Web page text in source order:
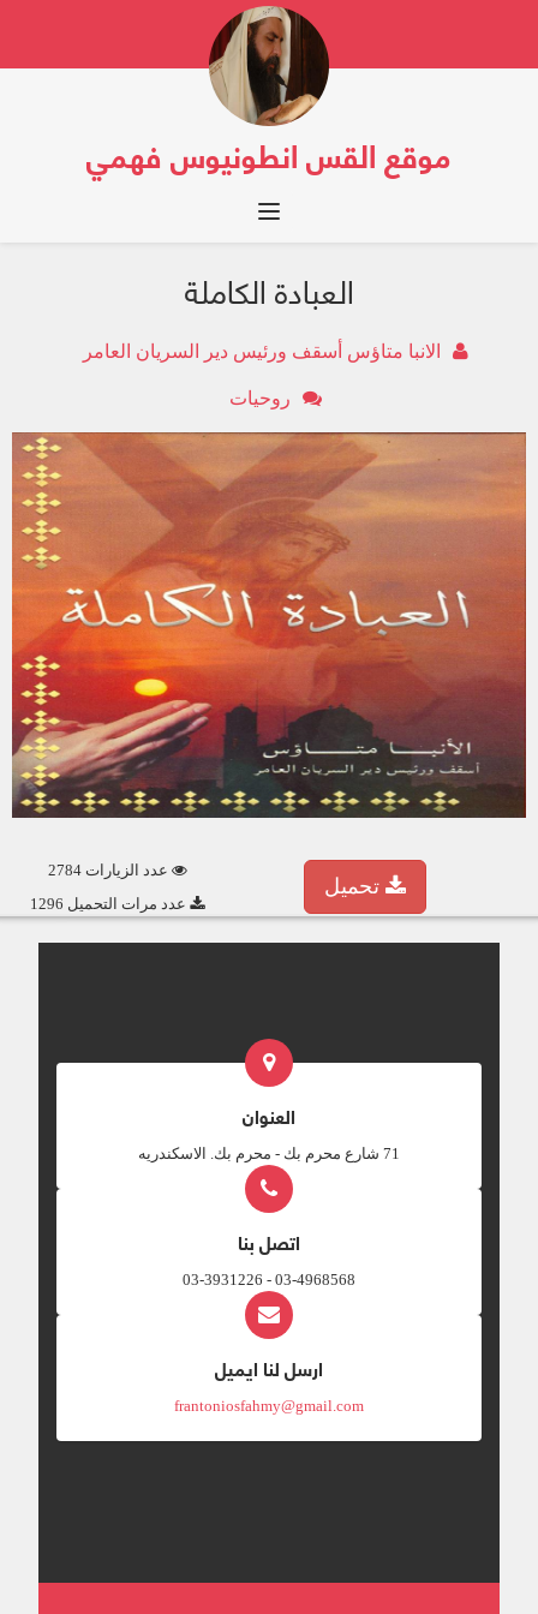
موقع القس انطونيوس فهمي
Toggle navigation
العبادة الكاملة
الانبا متاؤس أسقف ورئيس دير السريان العامر
روحيات
عدد الزيارات 2784
عدد مرات التحميل 1296
تحميل
العنوان
‎71 شارع محرم بك - محرم بك. الاسكندريه
اتصل بنا
03-4968568 - 03-3931226
ارسل لنا ايميل
frantoniosfahmy@gmail.com